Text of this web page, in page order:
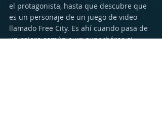
el protagonista, hasta que descubre que
es un personaje de un juego de video
llamado Free City. Es ahí cuando pasa de
un cajero común a un superhéroe si